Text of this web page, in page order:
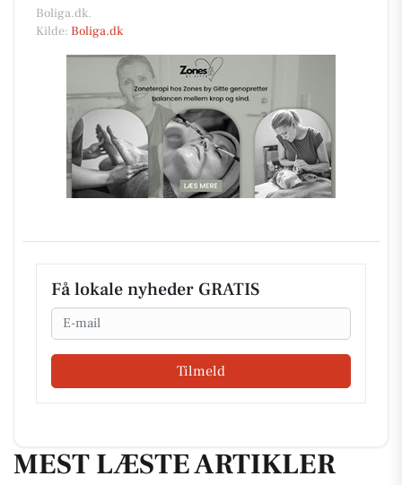
Boliga.dk.
Kilde: Boliga.dk
Få lokale nyheder GRATIS
Email
Tilmeld
MEST LÆSTE ARTIKLER